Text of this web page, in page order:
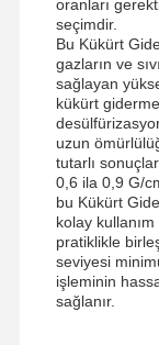
oranları
seçimdir.
Bu Kükürt
gazların ve
sağlayan
kükürt giderme
uzun
tutarlı
0,6 ila 0,9 G/
bu Kükürt
kolay
pratiklikle
seviyesi
işleminin
sağlanır.